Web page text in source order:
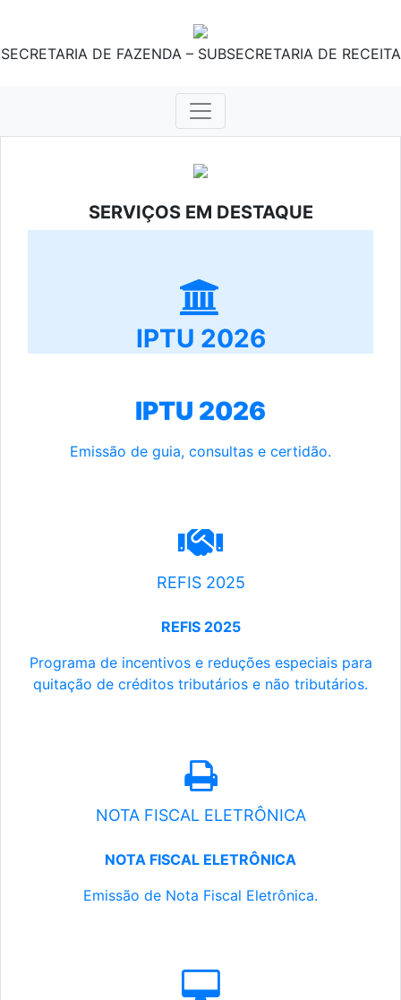
SECRETARIA DE FAZENDA – SUBSECRETARIA DE RECEITA
SERVIÇOS EM DESTAQUE
IPTU 2026
IPTU 2026
Emissão de guia, consultas e certidão.
REFIS 2025
REFIS 2025
Programa de incentivos e reduções especiais para
quitação de créditos tributários e não tributários.
NOTA FISCAL ELETRÔNICA
NOTA FISCAL ELETRÔNICA
Emissão de Nota Fiscal Eletrônica.